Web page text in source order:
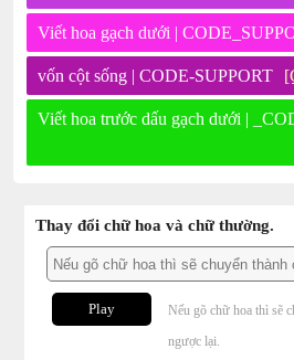
Viết hoa gạch dưới |
vốn cột sống | CODE-SUPPORT
Viết hoa trước dấu gạch dưới |
Thay đổi chữ hoa và chữ thường.
Play
Nếu gõ chữ hoa thì sẽ
ngược lại.